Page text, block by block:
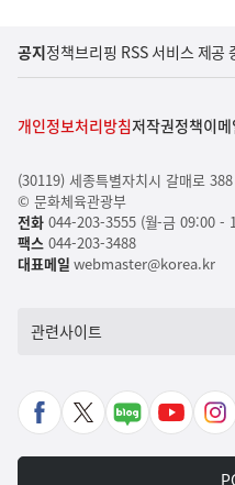
공지정책브리핑 RSS 서비스 제공
개인정보처리방침저작권정책이
(30119) 세종특별자치시 갈매로
© 문화체육관광부
전화044-203-3555 (월-금 09:00 -
팩스044-203-3488
대표메일 webmaster@korea.kr
관련사이트
페
X
네
유
인
타